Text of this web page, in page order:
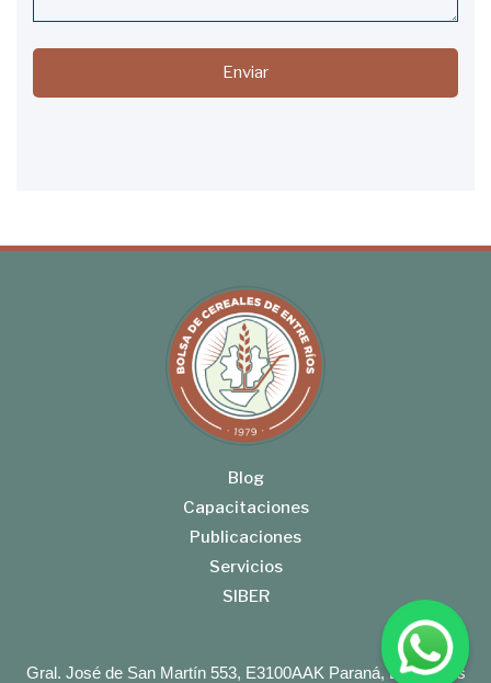
Enviar
Blog
Capacitaciones
Publicaciones
Servicios
SIBER
Gral. José de San Martín 553, E3100AAK Paraná, Entre Ríos